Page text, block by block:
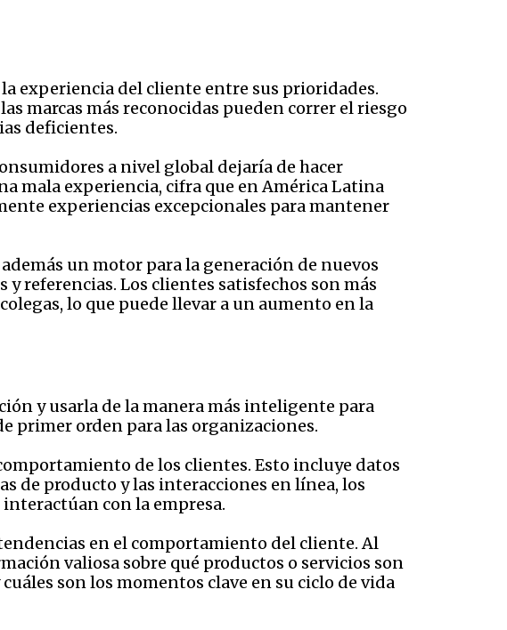
experiencia del cliente entre sus prioridades.
marcas más reconocidas pueden correr el riesgo
deficientes.
a nivel global dejaría de hacer
mala experiencia, cifra que en América Latina
experiencias excepcionales para mantener
un motor para la generación de nuevos
referencias. Los clientes satisfechos son más
lo que puede llevar a un aumento en la
y usarla de la manera más inteligente para
primer orden para las organizaciones.
de los clientes. Esto incluye datos
de producto y las interacciones en línea, los
con la empresa.
en el comportamiento del cliente. Al
valiosa sobre qué productos o servicios son
son los momentos clave en su ciclo de vida